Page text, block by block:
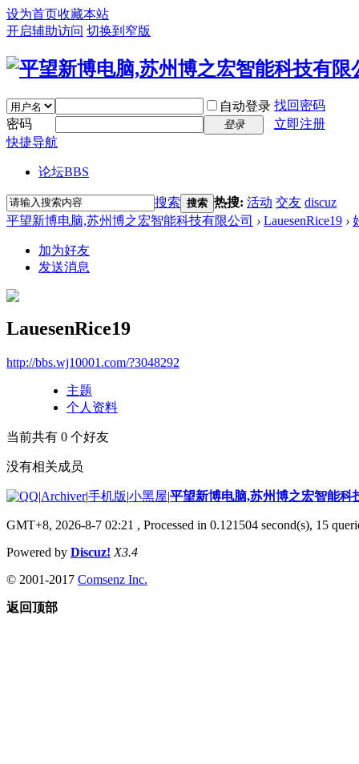
设为首页收藏本站
开启辅助访问 切换到窄版
自动登录 找回密码
密码
登录
立即注册
快捷导航
论坛BBS
搜索 搜索 热搜: 活动 交友 discuz
平望新博电脑,苏州博之宏智能科技有限公司 › LauesenRice19 ›
加为好友
发送消息
LauesenRice19
http://bbs.wj10001.com/?3048292
主题
个人资料
当前共有 0 个好友
没有相关成员
|Archiver|手机版|小黑屋|平望新博电脑,苏州博之宏智能科
GMT+8, 2026-8-7 02:21 , Processed in 0.121504 second(s), 15
Powered by Discuz! X3.4
© 2001-2017 Comsenz Inc.
返回顶部